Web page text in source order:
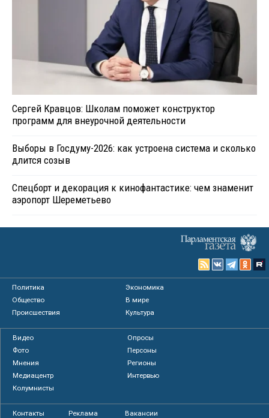
Сергей Кравцов: Школам поможет конструктор
программ для внеурочной деятельности
Выборы в Госдуму-2026: как устроена система и сколько
длится созыв
Спецборт и декорация к кинофантастике: чем знаменит
аэропорт Шереметьево
Политика
Экономика
Общество
В мире
Происшествия
Культура
Видео
Опросы
Фото
Персоны
Мнения
Регионы
Медиацентр
Интервью
Колумнисты
Контакты Реклама Вакансии